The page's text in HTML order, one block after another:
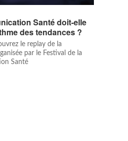
Santé doit-elle
des tendances ?
le replay de la
par le Festival de la
Santé